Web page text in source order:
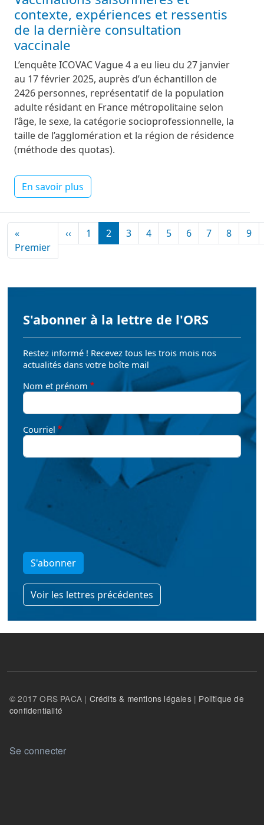
contexte, expériences et ressentis
de la dernière consultation
vaccinale
L’enquête ICOVAC Vague 4 a eu lieu du 27 janvier
au 17 février 2025, auprès d’un échantillon de
2426 personnes, représentatif de la population
adulte résidant en France métropolitaine selon
l’âge, le sexe, la catégorie socioprofessionnelle, la
taille de l’agglomération et la région de résidence
(méthode des quotas).
En savoir plus
Pagination
«
PremierPremière page
‹‹Page précédente
1 2 3 4 5 6 7 8 9
S'abonner à la lettre de l'ORS
Restez informé ! Recevez tous les trois mois nos
actualités dans votre boîte mail
Nom et prénom
Courriel
S'abonner
Voir les lettres précédentes
© 2017 ORS PACA | Crédits & mentions légales| Politique de
confidentialité
User account menu
Se connecter